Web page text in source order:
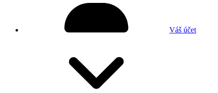
Váš účet